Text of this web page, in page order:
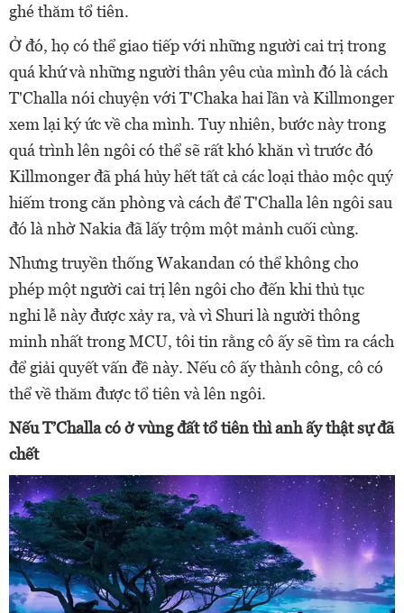
ghé thăm tổ tiên.
Ở đó, họ có thể giao tiếp với những người cai trị trong
quá khứ và những người thân yêu của mình đó là cách
T'Challa nói chuyện với T'Chaka hai lần và Killmonger
xem lại ký ức về cha mình. Tuy nhiên, bước này trong
quá trình lên ngôi có thể sẽ rất khó khăn vì trước đó
Killmonger đã phá hủy hết tất cả các loại thảo mộc quý
hiếm trong căn phòng và cách để T'Challa lên ngôi sau
đó là nhờ Nakia đã lấy trộm một mảnh cuối cùng.
Nhưng truyền thống Wakandan có thể không cho
phép một người cai trị lên ngôi cho đến khi thủ tục
nghi lễ này được xảy ra, và vì Shuri là người thông
minh nhất trong MCU, tôi tin rằng cô ấy sẽ tìm ra cách
để giải quyết vấn đề này. Nếu cô ấy thành công, cô có
thể về thăm được tổ tiên và lên ngôi.
Nếu T’Challa có ở vùng đất tổ tiên thì anh ấy thật sự đã
chết